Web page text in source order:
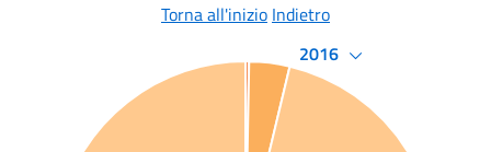
Torna all'inizio Indietro
2016